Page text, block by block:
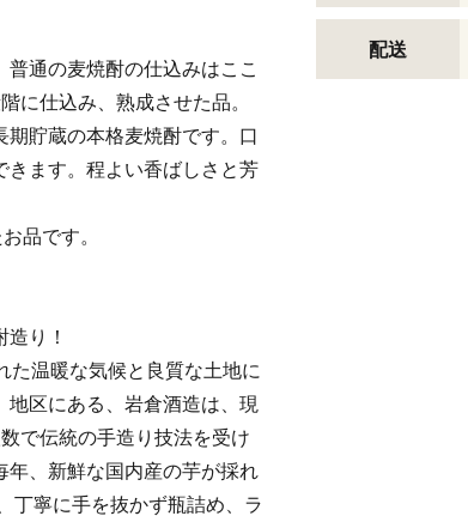
通の麦焼酎の仕込みはここ
に仕込み、熟成させた品。
貯蔵の本格麦焼酎です。口
きます。程よい香ばしさと芳
品です。
り！
た温暖な気候と良質な土地に
区にある、岩倉酒造は、現
で伝統の手造り技法を受け
年、新鮮な国内産の芋が採れ
丁寧に手を抜かず瓶詰め、ラ
配送